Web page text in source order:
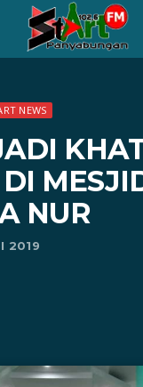
NEWS
NUR
2019